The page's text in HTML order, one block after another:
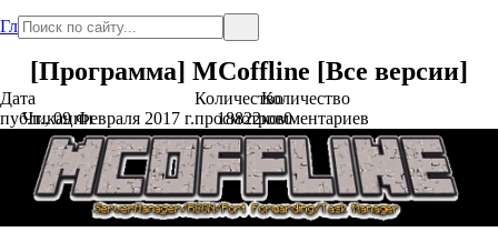
Главная
[Программа] MCoffline [Все версии]
Дата
публикации
Чт., 09 Февраля 2017 г.
Количество
просмотров
18822
Количество
комментариев
0